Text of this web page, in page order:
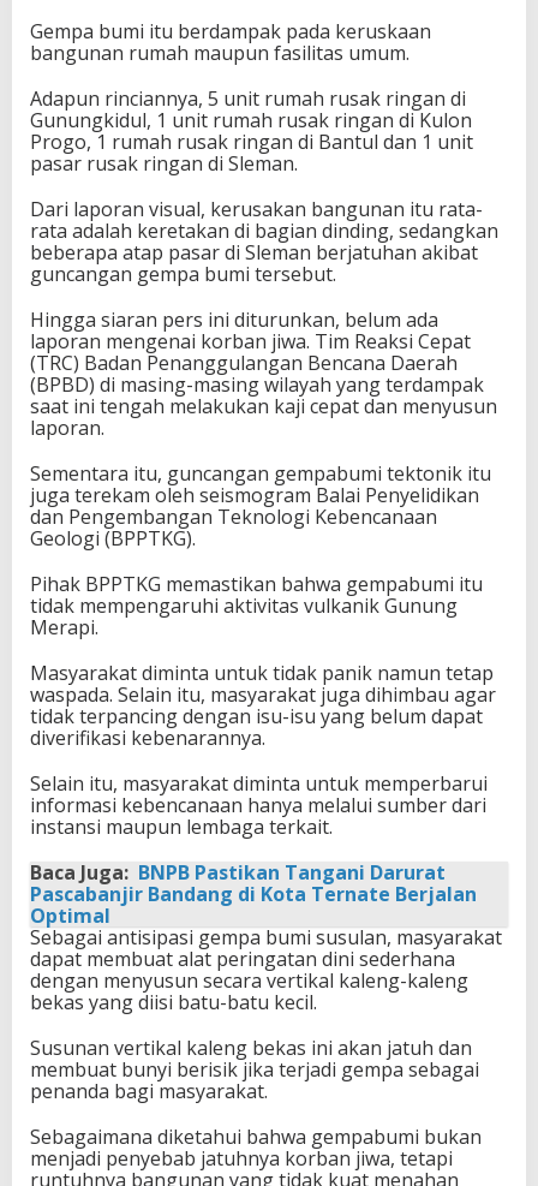
Gempa bumi itu berdampak pada keruskaan
bangunan rumah maupun fasilitas umum.
Adapun rinciannya, 5 unit rumah rusak ringan di
Gunungkidul, 1 unit rumah rusak ringan di Kulon
Progo, 1 rumah rusak ringan di Bantul dan 1 unit
pasar rusak ringan di Sleman.
Dari laporan visual, kerusakan bangunan itu rata-
rata adalah keretakan di bagian dinding, sedangkan
beberapa atap pasar di Sleman berjatuhan akibat
guncangan gempa bumi tersebut.
Hingga siaran pers ini diturunkan, belum ada
laporan mengenai korban jiwa. Tim Reaksi Cepat
(TRC) Badan Penanggulangan Bencana Daerah
(BPBD) di masing-masing wilayah yang terdampak
saat ini tengah melakukan kaji cepat dan menyusun
laporan.
Sementara itu, guncangan gempabumi tektonik itu
juga terekam oleh seismogram Balai Penyelidikan
dan Pengembangan Teknologi Kebencanaan
Geologi (BPPTKG).
Pihak BPPTKG memastikan bahwa gempabumi itu
tidak mempengaruhi aktivitas vulkanik Gunung
Merapi.
Masyarakat diminta untuk tidak panik namun tetap
waspada. Selain itu, masyarakat juga dihimbau agar
tidak terpancing dengan isu-isu yang belum dapat
diverifikasi kebenarannya.
Selain itu, masyarakat diminta untuk memperbarui
informasi kebencanaan hanya melalui sumber dari
instansi maupun lembaga terkait.
Baca Juga: BNPB Pastikan Tangani Darurat
Pascabanjir Bandang di Kota Ternate Berjalan
Optimal
Sebagai antisipasi gempa bumi susulan, masyarakat
dapat membuat alat peringatan dini sederhana
dengan menyusun secara vertikal kaleng-kaleng
bekas yang diisi batu-batu kecil.
Susunan vertikal kaleng bekas ini akan jatuh dan
membuat bunyi berisik jika terjadi gempa sebagai
penanda bagi masyarakat.
Sebagaimana diketahui bahwa gempabumi bukan
menjadi penyebab jatuhnya korban jiwa, tetapi
runtuhnya bangunan yang tidak kuat menahan